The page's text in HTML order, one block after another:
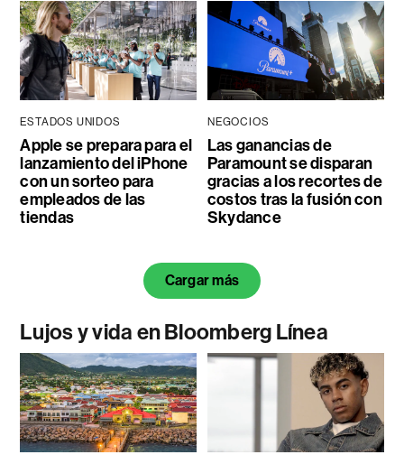
ESTADOS UNIDOS
Apple se prepara para el
lanzamiento del iPhone
con un sorteo para
empleados de las
tiendas
NEGOCIOS
Las ganancias de
Paramount se disparan
gracias a los recortes de
costos tras la fusión con
Skydance
Cargar más
Lujos y vida en Bloomberg Línea